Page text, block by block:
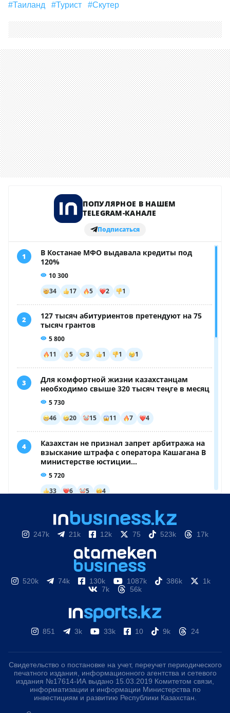
#Таиланд #турист #скутер
247k 21k 12k 75 523k 17k
520k 74k 130k 1087k 386k
1k
7k
56k
851 3k 33k 10 9k 24
Свидетельство о постановке на учет, переучет периодического
печатного издания, информационного агентства и сетевого
издания №17614-ИА выдано 15.03.2019 Комитетом связи,
информатизации и информации Министерства по
инвестициям и развитию Республики Казахстан.